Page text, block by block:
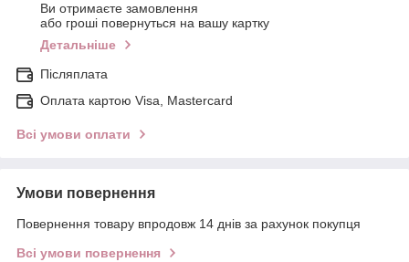
Ви отримаєте замовлення
або гроші повернуться на вашу картку
Детальніше
Післяплата
Оплата картою Visa, Mastercard
Всі умови оплати
Умови повернення
Повернення товару впродовж 14 днів за рахунок покупця
Всі умови повернення